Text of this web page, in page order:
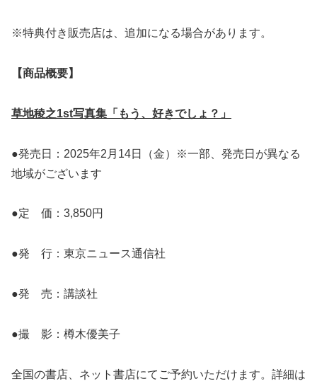
※特典付き販売店は、追加になる場合があります。
【商品概要】
草地稜之1st写真集「もう、好きでしょ？」
●発売日：2025年2月14日（金）※一部、発売日が異なる
地域がございます
●定 価：3,850円
●発 行：東京ニュース通信社
●発 売：講談社
●撮 影：樽木優美子
全国の書店、ネット書店にてご予約いただけます。詳細は